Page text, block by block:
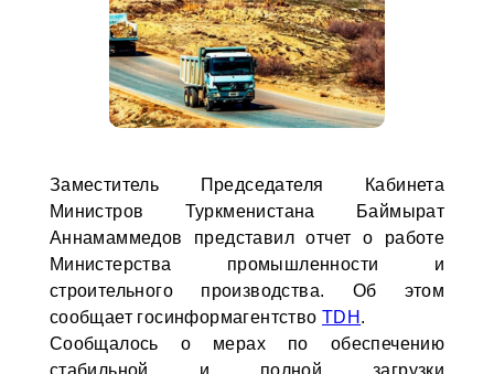
Заместитель Председателя Кабинета
Министров Туркменистана Баймырат
Аннамаммедов представил отчет о работе
Министерства промышленности и
строительного производства. Об этом
сообщает госинформагентство TDH .
Сообщалось о мерах по обеспечению
стабильной и полной загрузки